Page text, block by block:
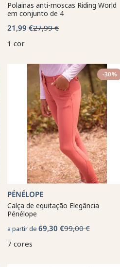
Polainas anti-moscas Riding World
em conjunto de 4
21,99 €27,99 €
1 cor
-30%
PÉNÉLOPE
Calça de equitação Elegância
Pénélope
a partir de 69,30 €99,00 €
7 cores